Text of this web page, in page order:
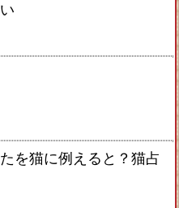
を猫に例えると？猫占